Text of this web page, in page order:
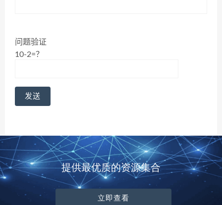
问题验证
10-2=？
提供最优质的资源集合
立即查看